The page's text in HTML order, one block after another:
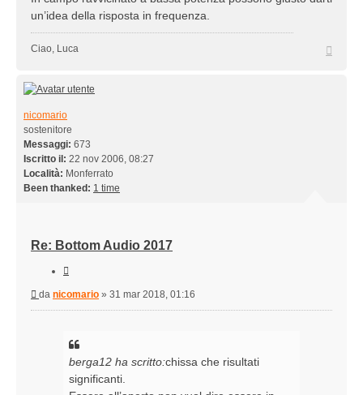
un’idea della risposta in frequenza.
Ciao, Luca
nicomario
sostenitore
Messaggi: 673
Iscritto il: 22 nov 2006, 08:27
Località: Monferrato
Been thanked: 1 time
Re: Bottom Audio 2017
Messaggio
da nicomario » 31 mar 2018, 01:16
berga12 ha scritto:chissa che risultati
significanti.